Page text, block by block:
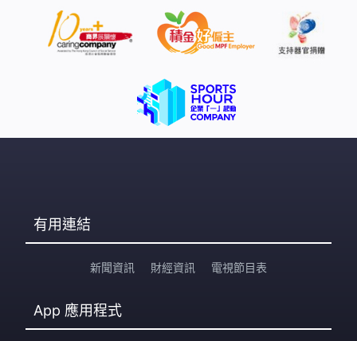
有用連結
新聞資訊 財經資訊 電視節目表
App 應用程式